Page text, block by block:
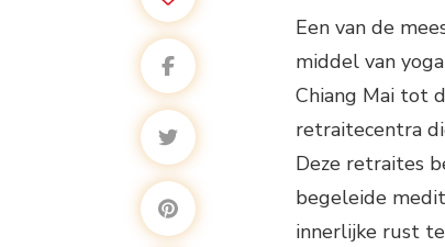
Een van de
middel van
Chiang Mai tot
retraitecentra
Deze retraites
begeleide
innerlijke rust